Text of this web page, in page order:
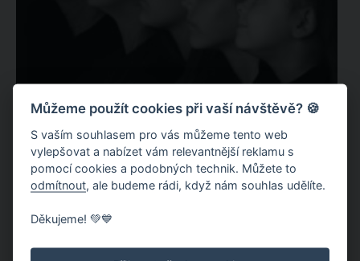
Vývoj dospělého člověka má podle psychologů
4 stádia. Zjistěte, do kterého patříte
Kategorie:Zajímavosti
Možná si myslíte, že osobní vývoj končí dospělostí. Jenže opak
je pravdou. Psychologové upozorňují, že se vyvíjíme celý život a
uvědomujeme. Podle jednoho z moderních…
Můžeme použít cookies při vaší návštěvě? 🍪
S vaším souhlasem pro vás můžeme tento web
vylepšovat a nabízet vám relevantnější reklamu s
pomocí cookies a podobných technik. Můžete to
odmítnout , ale budeme rádi, když nám souhlas udělíte.
Děkujeme! 💚💙